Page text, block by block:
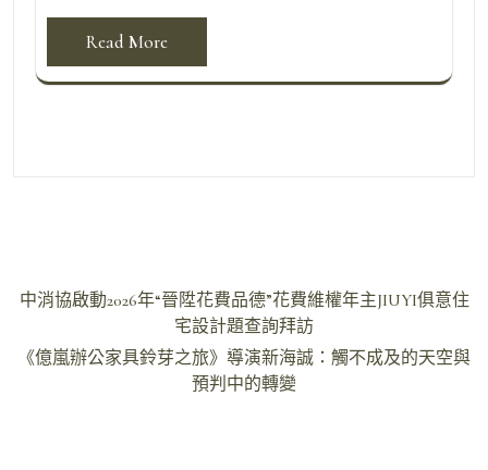
Read More
文
導
中消協啟動2026年“晉陞花費品德”花費維權年主JIUYI俱意住
宅設計題查詢拜訪
《億嵐辦公家具鈴芽之旅》導演新海誠：觸不成及的天空與
預判中的轉變